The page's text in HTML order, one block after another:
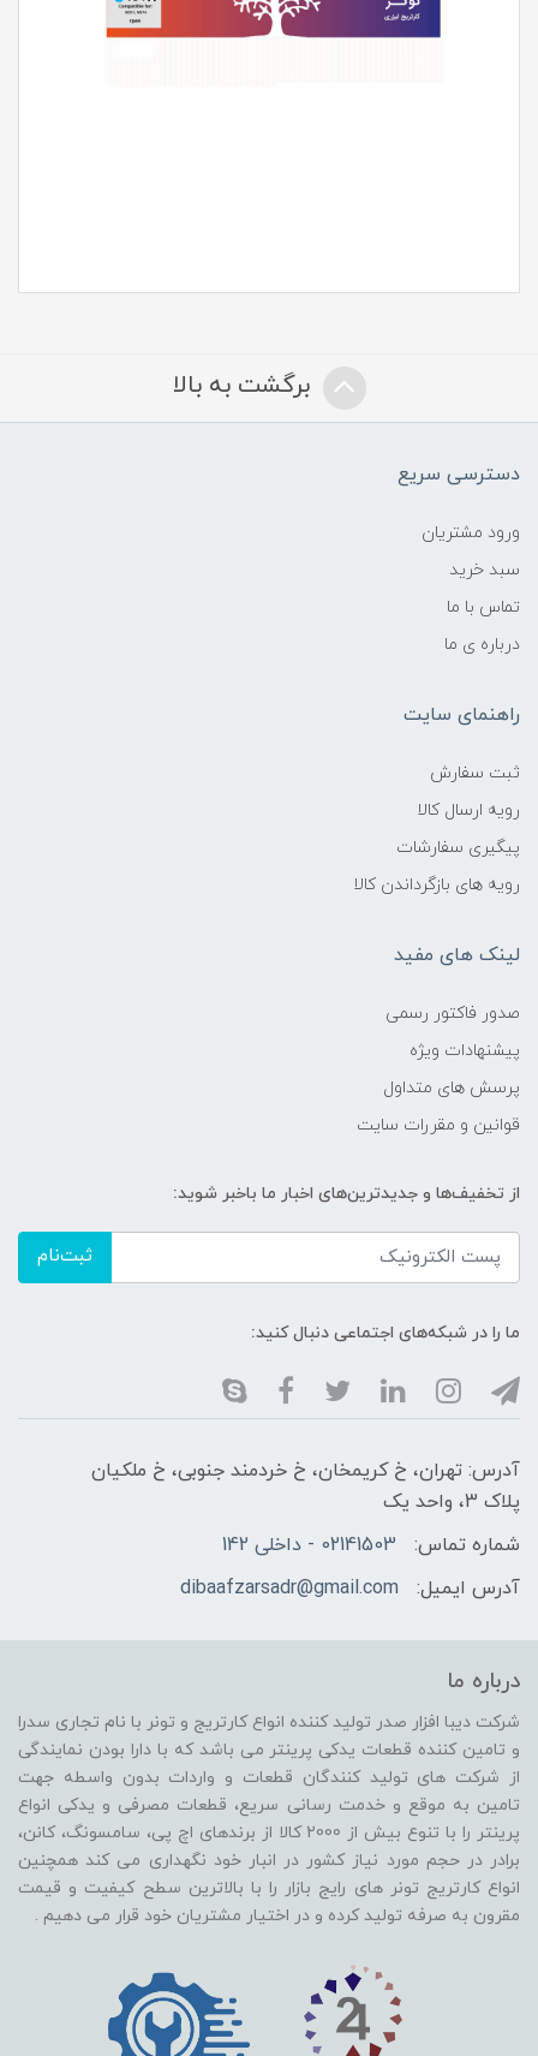
برگشت به بالا
دسترسی سریع
ورود مشتریان
سبد خرید
تماس با ما
درباره ی ما
راهنمای سایت
ثبت سفارش
رویه ارسال کالا
پیگیری سفارشات
رویه های بازگرداندن کالا
لینک های مفید
صدور فاکتور رسمی
پیشنهادات ویژه
پرسش های متداول
قوانین و مقررات سایت
از تخفیف‌ها و جدیدترین‌های اخبار ما باخبر شوید:
ثبت‌نام
ما را در شبکه‌های اجتماعی دنبال کنید:
آدرس: تهران، خ کریمخان، خ خردمند جنوبی، خ ملکیان
پلاک 3، واحد یک
شماره تماس:
02141503 - داخلی 142
آدرس ایمیل:
dibaafzarsadr@gmail.com
درباره ما
شرکت دیبا افزار صدر تولید کننده انواع کارتریج و تونر با نام تجاری سدرا
و تامین کننده قطعات یدکی پرینتر می باشد که با دارا بودن نمایندگی
از شرکت های تولید کنندگان قطعات و واردات بدون واسطه جهت
تامین به موقع و خدمت رسانی سریع، قطعات مصرفی و یدکی انواع
پرینتر را با تنوع بیش از 2000 کالا از برندهای اچ پی، سامسونگ، کانن،
برادر در حجم مورد نیاز کشور در انبار خود نگهداری می کند همچنین
انواع کارتریج تونر های رایج بازار را با بالاترین سطح کیفیت و قیمت
مقرون به صرفه تولید کرده و در اختیار مشتریان خود قرار می دهیم .